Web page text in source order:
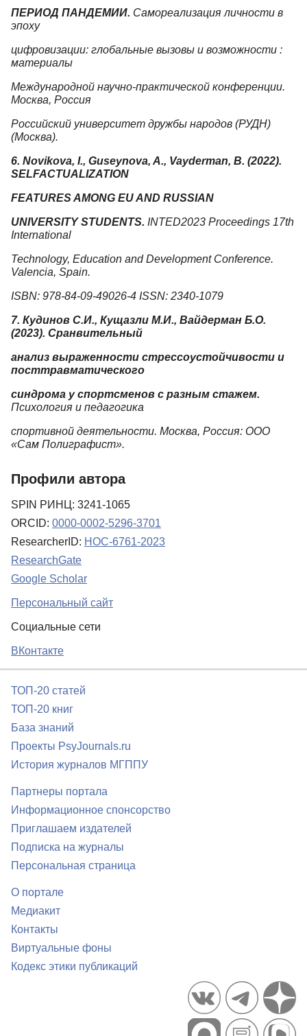
ПЕРИОД ПАНДЕМИИ. Самореализация личности в
эпоху
цифровизации: глобальные вызовы и возможности :
материалы
Международной научно-практической конференции.
Москва, Россия
Российский университет дружбы народов (РУДН)
(Москва).
6. Novikova, I., Guseynova, A., Vayderman, B. (2022).
SELFACTUALIZATION
FEATURES AMONG EU AND RUSSIAN
UNIVERSITY STUDENTS. INTED2023 Proceedings 17th
International
Technology, Education and Development Conference.
Valencia, Spain.
ISBN: 978-84-09-49026-4 ISSN: 2340-1079
7. Кудинов С.И., Кущазли М.И., Вайдерман Б.О.
(2023). Сранвительный
анализ выраженности стрессоустойчивости и
посттравматического
синдрома у спортсменов с разным стажем.
Психология и педагогика
спортивной деятельности. Москва, Россия: ООО
«Сам Полиграфист».
Профили автора
SPIN РИНЦ: 3241-1065
ORCID: 0000-0002-5296-3701
ResearcherID: HOC-6761-2023
ResearchGate
Google Scholar
Персональный сайт
Социальные сети
ВКонтакте
ТОП-20 статей
ТОП-20 книг
База знаний
Проекты PsyJournals.ru
История журналов МГППУ
Партнеры портала
Информационное спонсорство
Приглашаем издателей
Подписка на журналы
Персональная страница
О портале
Медиакит
Контакты
Виртуальные фоны
Кодекс этики публикаций